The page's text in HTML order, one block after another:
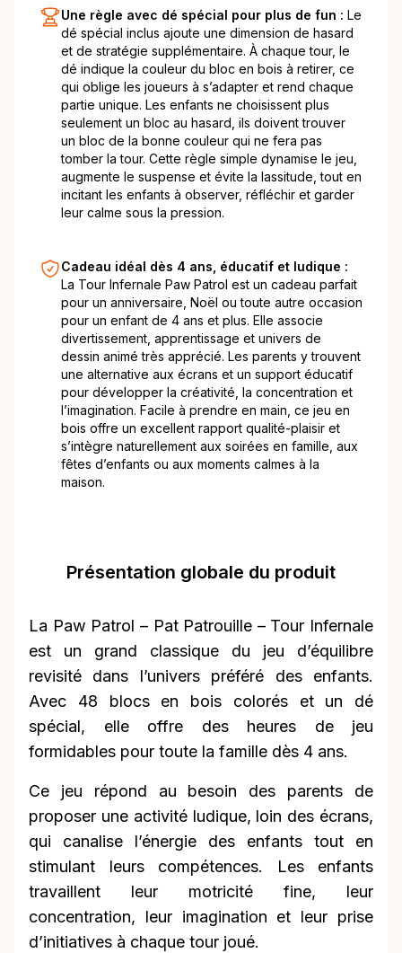
Une règle avec dé spécial pour plus de fun : Le
dé spécial inclus ajoute une dimension de hasard
et de stratégie supplémentaire. À chaque tour, le
dé indique la couleur du bloc en bois à retirer, ce
qui oblige les joueurs à s’adapter et rend chaque
partie unique. Les enfants ne choisissent plus
seulement un bloc au hasard, ils doivent trouver
un bloc de la bonne couleur qui ne fera pas
tomber la tour. Cette règle simple dynamise le jeu,
augmente le suspense et évite la lassitude, tout en
incitant les enfants à observer, réfléchir et garder
leur calme sous la pression.
Cadeau idéal dès 4 ans, éducatif et ludique :
La Tour Infernale Paw Patrol est un cadeau parfait
pour un anniversaire, Noël ou toute autre occasion
pour un enfant de 4 ans et plus. Elle associe
divertissement, apprentissage et univers de
dessin animé très apprécié. Les parents y trouvent
une alternative aux écrans et un support éducatif
pour développer la créativité, la concentration et
l’imagination. Facile à prendre en main, ce jeu en
bois offre un excellent rapport qualité-plaisir et
s’intègre naturellement aux soirées en famille, aux
fêtes d’enfants ou aux moments calmes à la
maison.
Présentation globale du produit
La Paw Patrol – Pat Patrouille – Tour Infernale
est un grand classique du jeu d’équilibre
revisité dans l’univers préféré des enfants.
Avec 48 blocs en bois colorés et un dé
spécial, elle offre des heures de jeu
formidables pour toute la famille dès 4 ans.
Ce jeu répond au besoin des parents de
proposer une activité ludique, loin des écrans,
qui canalise l’énergie des enfants tout en
stimulant leurs compétences. Les enfants
travaillent leur motricité fine, leur
concentration, leur imagination et leur prise
d’initiatives à chaque tour joué.